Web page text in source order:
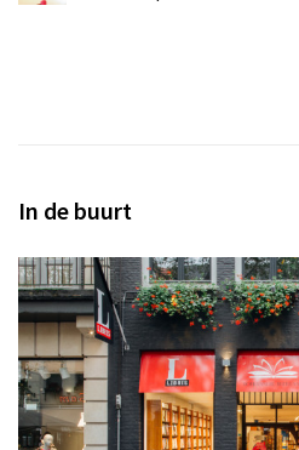
In de buurt